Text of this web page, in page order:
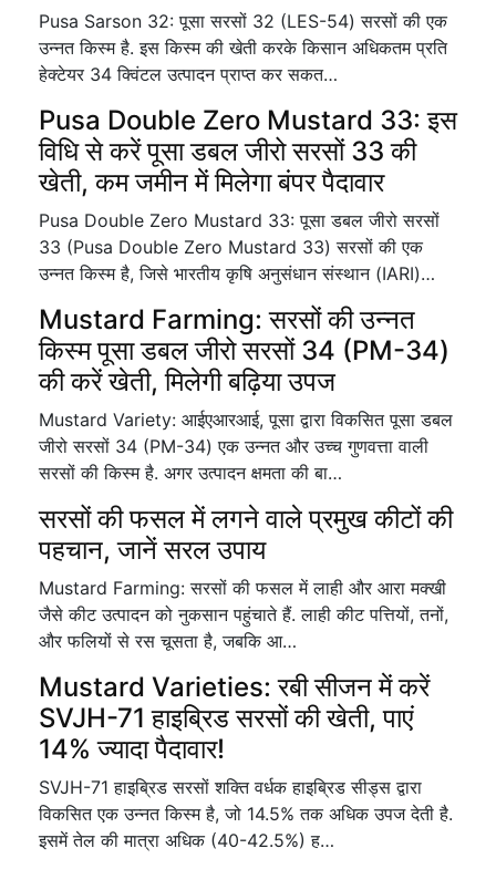
Pusa Sarson 32: पूसा सरसों 32 (LES-54) सरसों की एक
उन्नत किस्म है. इस किस्म की खेती करके किसान अधिकतम प्रति
हेक्टेयर 34 क्विंटल उत्पादन प्राप्त कर सकत…
Pusa Double Zero Mustard 33: इस
विधि से करें पूसा डबल जीरो सरसों 33 की
खेती, कम जमीन में मिलेगा बंपर पैदावार
Pusa Double Zero Mustard 33: पूसा डबल जीरो सरसों
33 (Pusa Double Zero Mustard 33) सरसों की एक
उन्नत किस्म है, जिसे भारतीय कृषि अनुसंधान संस्थान (IARI)…
Mustard Farming: सरसों की उन्नत
किस्म पूसा डबल जीरो सरसों 34 (PM-34)
की करें खेती, मिलेगी बढ़िया उपज
Mustard Variety: आईएआरआई, पूसा द्वारा विकसित पूसा डबल
जीरो सरसों 34 (PM-34) एक उन्नत और उच्च गुणवत्ता वाली
सरसों की किस्म है. अगर उत्पादन क्षमता की बा…
सरसों की फसल में लगने वाले प्रमुख कीटों की
पहचान, जानें सरल उपाय
Mustard Farming: सरसों की फसल में लाही और आरा मक्खी
जैसे कीट उत्पादन को नुकसान पहुंचाते हैं. लाही कीट पत्तियों, तनों,
और फलियों से रस चूसता है, जबकि आ…
Mustard Varieties: रबी सीजन में करें
SVJH-71 हाइब्रिड सरसों की खेती, पाएं
14% ज्यादा पैदावार!
SVJH-71 हाइब्रिड सरसों शक्ति वर्धक हाइब्रिड सीड्स द्वारा
विकसित एक उन्नत किस्म है, जो 14.5% तक अधिक उपज देती है.
इसमें तेल की मात्रा अधिक (40-42.5%) ह…